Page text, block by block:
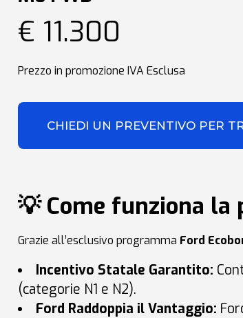
€ 11.300
Prezzo in promozione IVA Esclusa
CHIEDI UN PREVENTIVO PER
💡 Come funziona
Grazie all’esclusivo programma Ford
Incentivo Statale Garantito:
(categorie N1 e N2).
Ford Raddoppia il Vantaggio: